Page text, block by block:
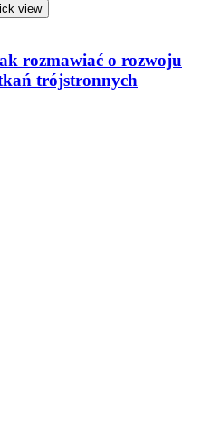
view
rozmawiać o rozwoju
trójstronnych